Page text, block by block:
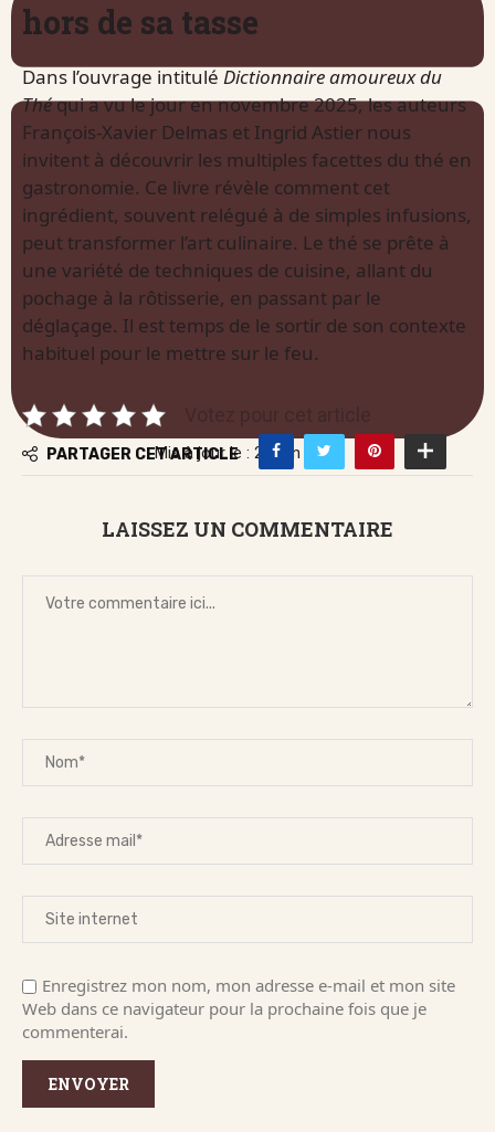
Mis à jour le : 20 juin 2026
hors de sa tasse
Dans l’ouvrage intitulé Dictionnaire amoureux du
Théqui a vu le jour en novembre 2025, les auteurs
François-Xavier Delmas et Ingrid Astier nous
invitent à découvrir les multiples facettes du thé en
gastronomie. Ce livre révèle comment cet
ingrédient, souvent relégué à de simples infusions,
peut transformer l’art culinaire. Le thé se prête à
une variété de techniques de cuisine, allant du
pochage à la rôtisserie, en passant par le
déglaçage. Il est temps de le sortir de son contexte
habituel pour le mettre sur le feu.
Votez pour cet article
PARTAGER CET ARTICLE
LAISSEZ UN COMMENTAIRE
Enregistrez mon nom, mon adresse e-mail et mon site
Web dans ce navigateur pour la prochaine fois que je
commenterai.